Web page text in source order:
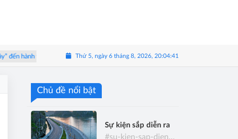
hành trình trải nghiệm Tây Nguyên Triển lãm 'Thể Lạ': Khi con người
Thứ 5, ngày 6 tháng 8, 2026, 20:04:42
Chủ đề nổi bật
Sự kiện sắp diễn ra
#su-kien-sap-dien-ra